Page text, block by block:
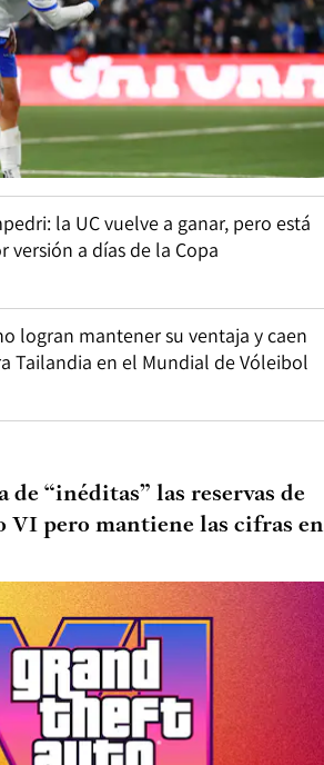
la UC vuelve a ganar, pero está
versión a días de la Copa
logran mantener su ventaja y caen
Tailandia en el Mundial de Vóleibol
de “inéditas” las reservas de
VI pero mantiene las cifras en